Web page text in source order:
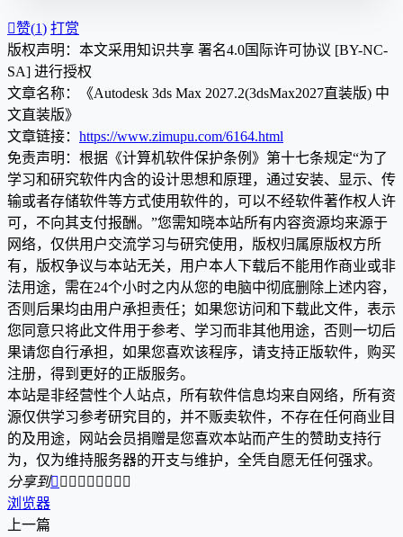
赞(1) 打赏
版权声明：本文采用知识共享 署名4.0国际许可协议 [BY-NC-
SA] 进行授权
文章名称：《Autodesk 3ds Max 2027.2(3dsMax2027直装版) 中
文直装版》
文章链接： https://www.zimupu.com/6164.html
免责声明：根据《计算机软件保护条例》第十七条规定“为了
学习和研究软件内含的设计思想和原理，通过安装、显示、传
输或者存储软件等方式使用软件的，可以不经软件著作权人许
可，不向其支付报酬。”您需知晓本站所有内容资源均来源于
网络，仅供用户交流学习与研究使用，版权归属原版权方所
有，版权争议与本站无关，用户本人下载后不能用作商业或非
法用途，需在24个小时之内从您的电脑中彻底删除上述内容，
否则后果均由用户承担责任；如果您访问和下载此文件，表示
您同意只将此文件用于参考、学习而非其他用途，否则一切后
果请您自行承担，如果您喜欢该程序，请支持正版软件，购买
注册，得到更好的正版服务。
本站是非经营性个人站点，所有软件信息均来自网络，所有资
源仅供学习参考研究目的，并不贩卖软件，不存在任何商业目
的及用途，网站会员捐赠是您喜欢本站而产生的赞助支持行
为，仅为维持服务器的开支与维护，全凭自愿无任何强求。
分享到        
浏览器
上一篇